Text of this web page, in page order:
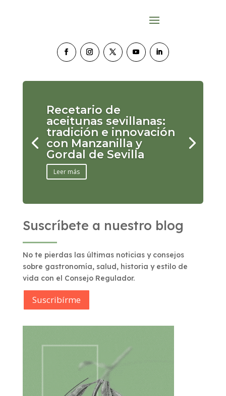
Recetario de
aceitunas sevillanas:
tradición e innovación
con Manzanilla y
Gordal de Sevilla
Leer más
Suscríbete a nuestro blog
No te pierdas las últimas noticias y consejos
sobre gastronomía, salud, historia y estilo de
vida con el Consejo Regulador.
Suscribírme